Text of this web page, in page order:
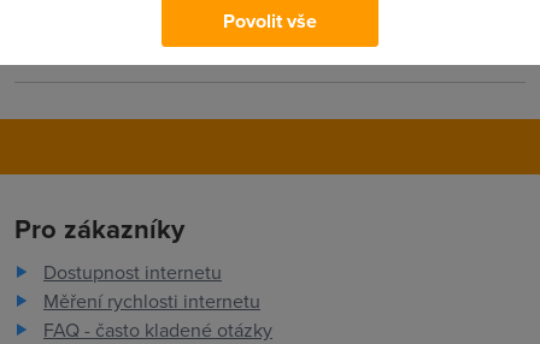
jsou provideři kteří mají 300 zákazníků se stejnou rychlostí a
pak jsou ty výsledky zkreslené
Pro zákazníky
Dostupnost internetu
Měření rychlosti internetu
FAQ - často kladené otázky
Povolit vše